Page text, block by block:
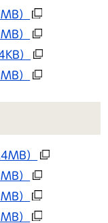
）
）
）
）
）
）
）
）